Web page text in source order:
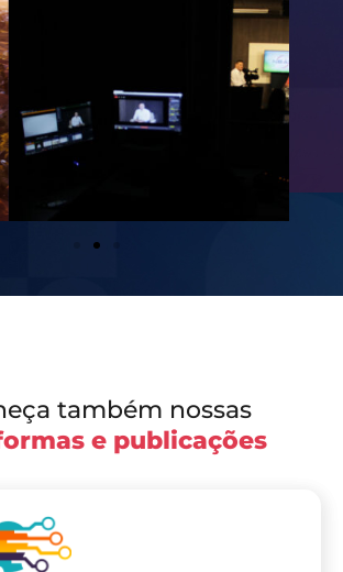
também nossas
e publicações